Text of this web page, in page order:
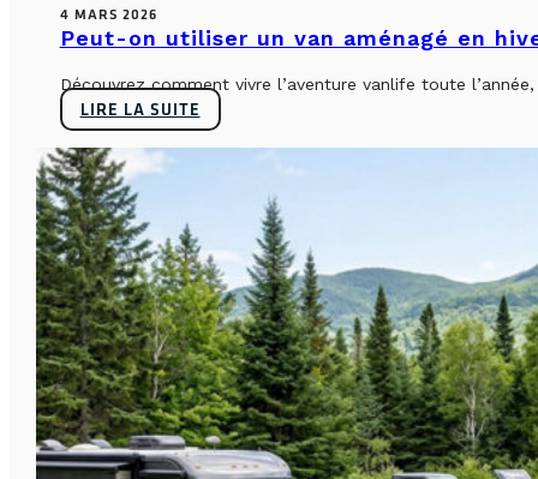
4 MARS 2026
Peut-on utiliser un van aménagé en
Découvrez comment vivre l’aventure vanlife toute
LIRE LA SUITE